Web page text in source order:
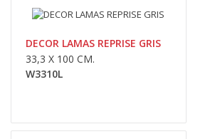
0,00lei
Availability În Stoc
Wishlist
DECOR LAMAS REPRISE GRIS
33,3 X 100 CM.
W3310L